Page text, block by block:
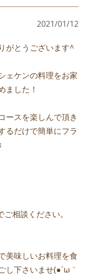
2021/01/12
がとうございます^
ェケンの料理をお家
ました！
ースを楽しんで頂き
るだけで簡単にフラ
相談ください。
美味しいお料理を食
し下さいませ(●´ω｀